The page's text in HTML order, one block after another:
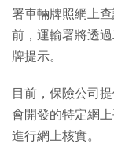
署車輛牌照網上
前，運輸署將透
牌提示。
目前，保險公司
會開發的特定網
進行網上核實。